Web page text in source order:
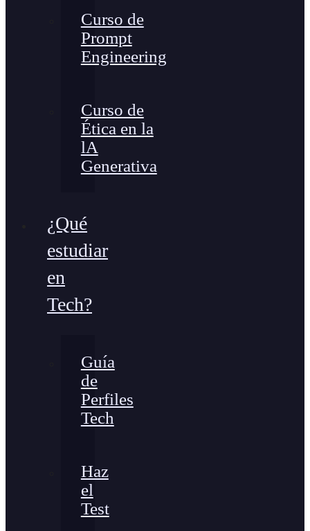
Curso de
Prompt
Engineering
Curso de
Ética en la
lA
Generativa
¿Qué
estudiar
en
Tech?
Guía
de
Perfiles
Tech
Haz
el
Test